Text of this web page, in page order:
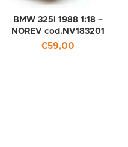
BMW 325i 1988 1:18 –
NOREV cod.NV183201
€59,00